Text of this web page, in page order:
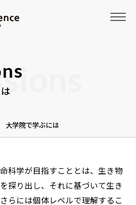
大学院で学ぶには
科学が目指すこととは、生き物
探り出し、それに基づいて生き
らには個体レベルで理解するこ